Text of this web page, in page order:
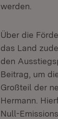
werden.
Über die
das Land
den
Beitrag, um
Großteil der
Hermann.
Null-